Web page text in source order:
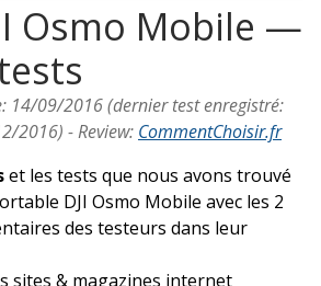
Osmo Mobile —
14/09/2016(dernier test enregistré:
2016) -Review: CommentChoisir.fr
et les tests que nous avons trouvé
DJI Osmo Mobile avec les 2
des testeurs dans leur
sites & magazines internet